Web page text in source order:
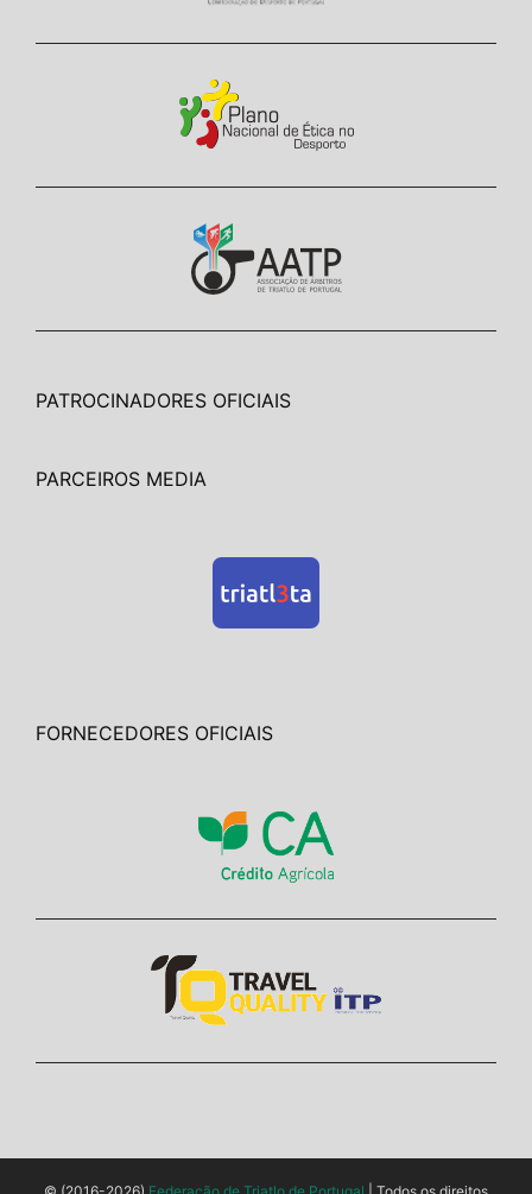
PATROCINADORES OFICIAIS
PARCEIROS MEDIA
FORNECEDORES OFICIAIS